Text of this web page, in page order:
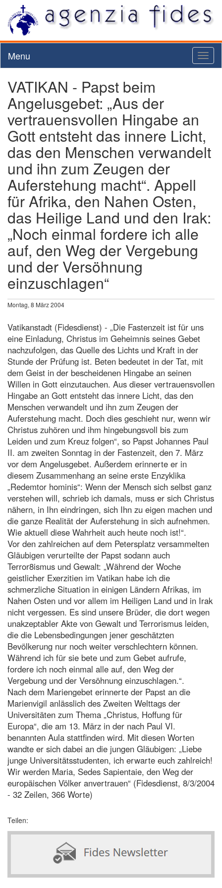
Menu
VATIKAN - Papst beim
Angelusgebet: „Aus der
vertrauensvollen Hingabe an
Gott entsteht das innere Licht,
das den Menschen verwandelt
und ihn zum Zeugen der
Auferstehung macht“. Appell
für Afrika, den Nahen Osten,
das Heilige Land und den Irak:
„Noch einmal fordere ich alle
auf, den Weg der Vergebung
und der Versöhnung
einzuschlagen“
Montag, 8 März 2004
Vatikanstadt (Fidesdienst) - „Die Fastenzeit ist für uns
eine Einladung, Christus im Geheimnis seines Gebet
nachzufolgen, das Quelle des Lichts und Kraft in der
Stunde der Prüfung ist. Beten bedeutet in der Tat, mit
dem Geist in der bescheidenen Hingabe an seinen
Willen in Gott einzutauchen. Aus dieser vertrauensvollen
Hingabe an Gott entsteht das innere Licht, das den
Menschen verwandelt und ihn zum Zeugen der
Auferstehung macht. Doch dies geschieht nur, wenn wir
Christus zuhören und ihm hingebungsvoll bis zum
Leiden und zum Kreuz folgen“, so Papst Johannes Paul
II. am zweiten Sonntag in der Fastenzeit, den 7. März
vor dem Angelusgebet. Außerdem erinnerte er in
diesem Zusammenhang an seine erste Enzyklika
„Redemtor hominis“: Wenn der Mensch sich selbst ganz
verstehen will, schrieb ich damals, muss er sich Christus
nähern, in Ihn eindringen, sich Ihn zu eigen machen und
die ganze Realität der Auferstehung in sich aufnehmen.
Wie aktuell diese Wahrheit auch heute noch ist!“.
Vor den zahlreichen auf dem Petersplatz versammelten
Gläubigen verurteilte der Papst sodann auch
Terror8ismus und Gewalt: „Während der Woche
geistlicher Exerzitien im Vatikan habe ich die
schmerzliche Situation in einigen Ländern Afrikas, im
Nahen Osten und vor allem im Heiligen Land und in Irak
nicht vergessen. Es sind unsere Brüder, die dort wegen
unakzeptabler Akte von Gewalt und Terrorismus leiden,
die die Lebensbedingungen jener geschätzten
Bevölkerung nur noch weiter verschlechtern können.
Während ich für sie bete und zum Gebet aufrufe,
fordere ich noch einmal alle auf, den Weg der
Vergebung und der Versöhnung einzuschlagen.“.
Nach dem Mariengebet erinnerte der Papst an die
Marienvigil anlässlich des Zweiten Welttags der
Universitäten zum Thema „Christus, Hoffung für
Europa“, die am 13. März in der nach Paul VI.
benannten Aula stattfinden wird. Mit diesen Worten
wandte er sich dabei an die jungen Gläubigen: „Liebe
junge Universitätsstudenten, ich erwarte euch zahlreich!
Wir werden Maria, Sedes Sapientaie, den Weg der
europäischen Völker anvertrauen“ (Fidesdienst, 8/3/2004
- 32 Zeilen, 366 Worte)
Teilen: